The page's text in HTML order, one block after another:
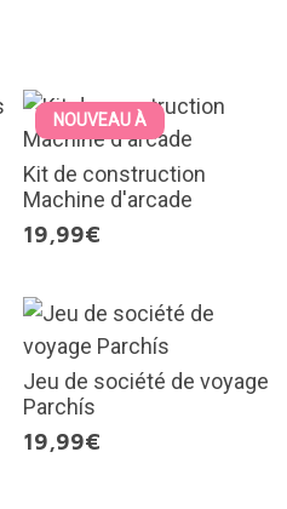
NOUVEAU À
Kit de construction
Machine d'arcade
19,99€
Jeu de société de voyage
Parchís
19,99€